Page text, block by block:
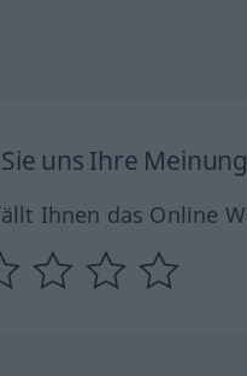
uns Ihre
Ihnen das Online